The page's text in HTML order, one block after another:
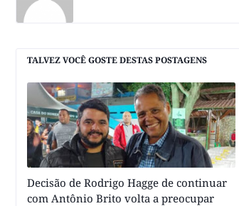
TALVEZ VOCÊ GOSTE DESTAS POSTAGENS
Decisão de Rodrigo Hagge de continuar
com Antônio Brito volta a preocupar